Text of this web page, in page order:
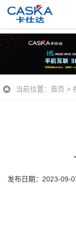
当前位置： 首页 >
发布日期：2023-09-